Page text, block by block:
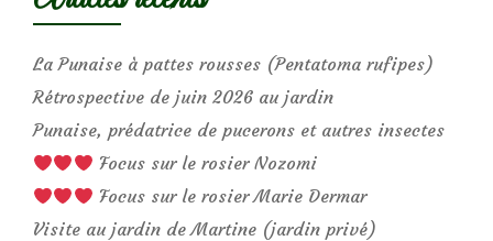
La Punaise à pattes rousses (Pentatoma rufipes)
Rétrospective de juin 2026 au jardin
Punaise, prédatrice de pucerons et autres insectes
Focus sur le rosier Nozomi
Focus sur le rosier Marie Dermar
Visite au jardin de Martine (jardin privé)